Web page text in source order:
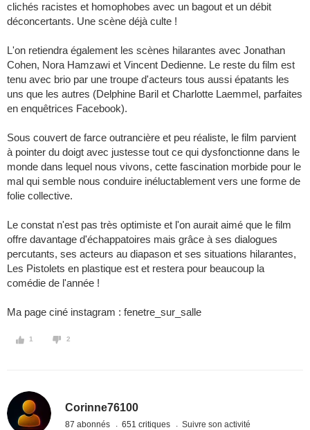
clichés racistes et homophobes avec un bagout et un débit
déconcertants. Une scène déjà culte !
L'on retiendra également les scènes hilarantes avec Jonathan
Cohen, Nora Hamzawi et Vincent Dedienne. Le reste du film est
tenu avec brio par une troupe d'acteurs tous aussi épatants les
uns que les autres (Delphine Baril et Charlotte Laemmel, parfaites
en enquêtrices Facebook).
Sous couvert de farce outrancière et peu réaliste, le film parvient
à pointer du doigt avec justesse tout ce qui dysfonctionne dans le
monde dans lequel nous vivons, cette fascination morbide pour le
mal qui semble nous conduire inéluctablement vers une forme de
folie collective.
Le constat n'est pas très optimiste et l'on aurait aimé que le film
offre davantage d'échappatoires mais grâce à ses dialogues
percutants, ses acteurs au diapason et ses situations hilarantes,
Les Pistolets en plastique est et restera pour beaucoup la
comédie de l'année !
Ma page ciné instagram : fenetre_sur_salle
1 2
Corinne76100
87 abonnés 651 critiques Suivre son activité